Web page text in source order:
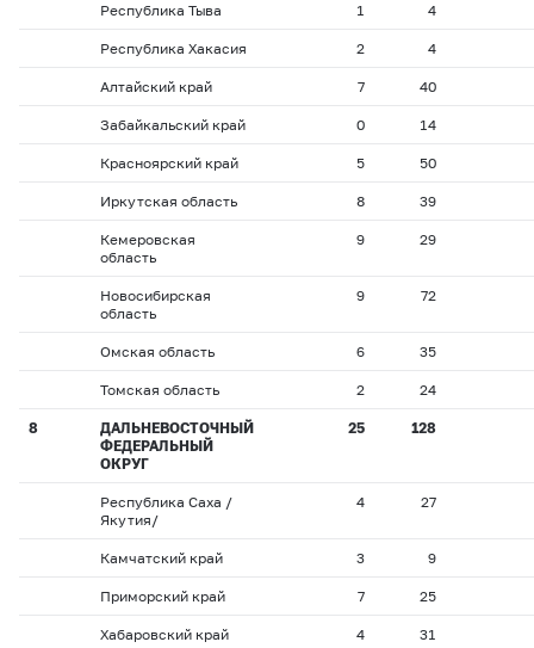
Республика Тыва 1 4
Республика Хакасия 2 4
Алтайский край 7 40
Забайкальский край 0 14
Красноярский край 5 50
Иркутская область 8 39
Кемеровская
область
9 29
Новосибирская
область
9 72
Омская область 6 35
Томская область 2 24
8
ДАЛЬНЕВОСТОЧНЫЙ
ФЕДЕРАЛЬНЫЙ
ОКРУГ
25 128
Республика Саха /
Якутия/
4 27
Камчатский край 3 9
Приморский край 7 25
Хабаровский край 4 31